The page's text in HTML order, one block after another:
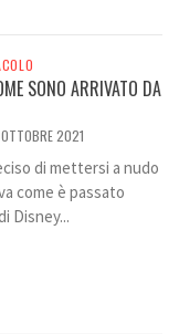
SONO ARRIVATO DA
2021
di mettersi a nudo
come è passato
Disney...